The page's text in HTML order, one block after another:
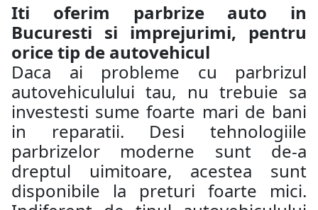
Iti oferim parbrize auto in
Bucuresti si imprejurimi, pentru
orice tip de autovehicul
Daca ai probleme cu parbrizul
autovehiculului tau, nu trebuie sa
investesti sume foarte mari de bani
in reparatii. Desi tehnologiile
parbrizelor moderne sunt de-a
dreptul uimitoare, acestea sunt
disponibile la preturi foarte mici.